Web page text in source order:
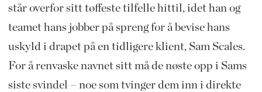
står overfor sitt tøffeste tilfelle hittil, idet han og
teamet hans jobber på spreng for å bevise hans
uskyld i drapet på en tidligere klient, Sam Scales.
For å renvaske navnet sitt må de nøste opp i Sams
siste svindel – noe som tvinger dem inn i direkte